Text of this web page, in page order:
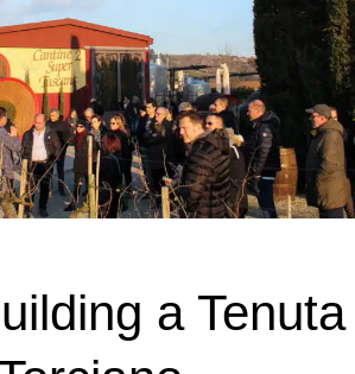
a Tenuta